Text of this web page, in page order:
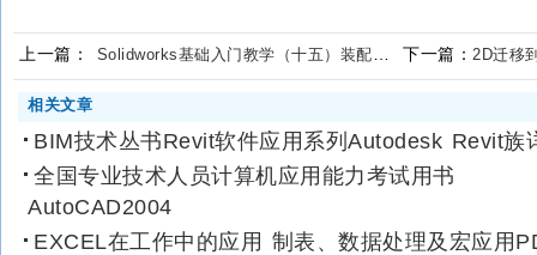
上一篇： Solidworks基础入门教学（十五）装配中的零件操作 下一篇： 2D迁移到3D
相关文章
BIM技术丛书Revit软件应用系列Autodesk Revit族
全国专业技术人员计算机应用能力考试用书
AutoCAD2004
EXCEL在工作中的应用 制表、数据处理及宏应用